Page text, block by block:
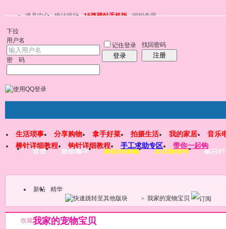
道具中心 统计排行 15路驿站手机版 编织专题
下拉
用户名
密 码
记住登录
登录
找回密码
注册
首页 群组圈子 教你找图解 关注微信号 每日
生活琐事 分享购物 拿手好菜 拍摄生活 我的家居
音乐
棒针详细教程
钩针详细教程 手工求助专区 带你一起钩
新帖
精华
> 我家的宠物宝贝
我家的宠物宝贝
收藏